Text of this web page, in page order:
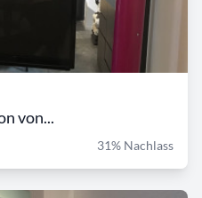
von...
31% Nachlass